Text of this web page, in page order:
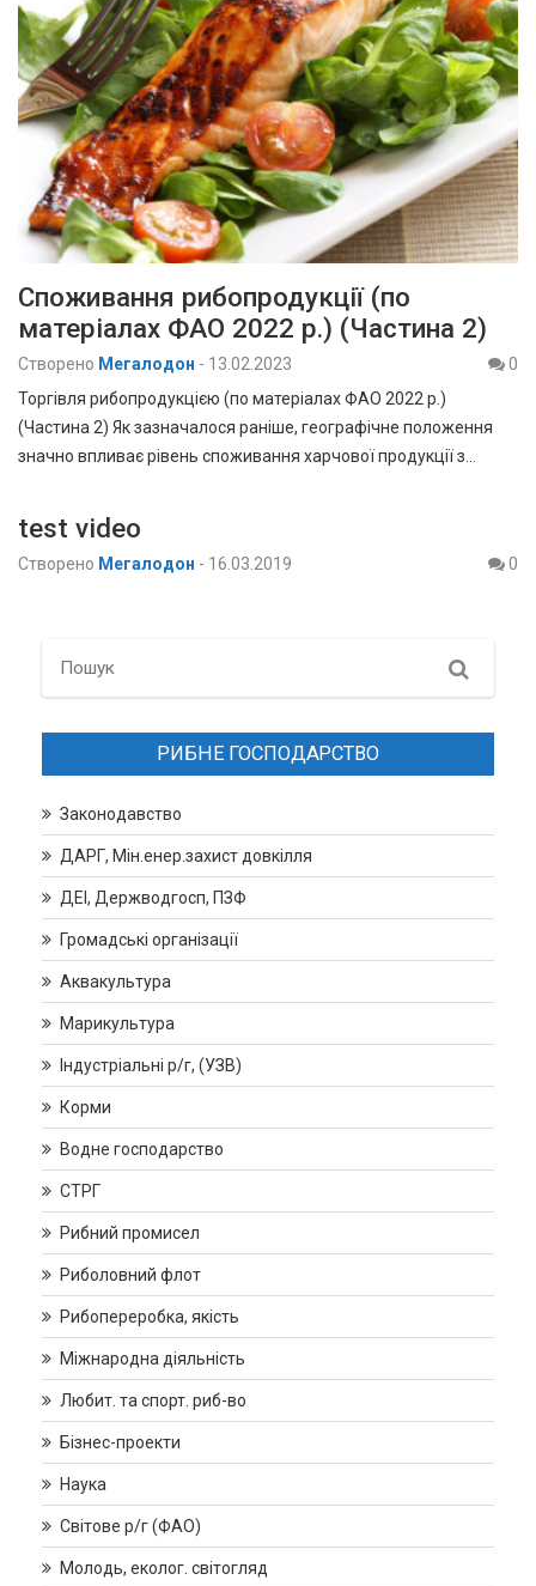
Споживання рибопродукції (по
матеріалах ФАО 2022 р.) (Частина 2)
Створено Мегалодон - 13.02.2023
0
Торгівля рибопродукцією (по матеріалах ФАО 2022 р.)
(Частина 2) Як зазначалося раніше, географічне положення
значно впливає рівень споживання харчової продукції з…
test video
Створено Мегалодон - 16.03.2019 0
Search
РИБНЕ ГОСПОДАРСТВО
Законодавство
ДАРГ, Мін.енер.захист довкілля
ДЕІ, Держводгосп, ПЗФ
Громадські організації
Аквакультура
Марикультура
Індустріальні р/г, (УЗВ)
Корми
Водне господарство
СТРГ
Рибний промисел
Риболовний флот
Рибопереробка, якість
Міжнародна діяльність
Любит. та спорт. риб-во
Бізнес-проекти
Наука
Світове р/г (ФАО)
Молодь, еколог. світогляд